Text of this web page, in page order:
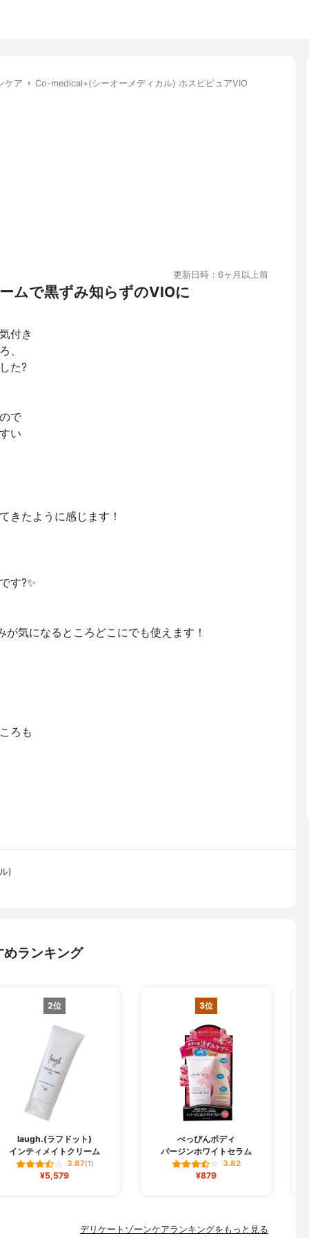
ケア Co-medical+(シーオーメディカル) ホスピピュアVIO
更新日時：6ヶ月以上前
ムで黒ずみ知らずのVIOに
付き
、
た?
で
い
きたように感じます！
す?✨
気になるところどこにでも使えます！
ろも
)
ランキング
2位
laugh.(ラフドット)
インティメイトクリーム
3.87(1)
¥5,579
3位
べっぴんボディ
バージンホワイトセラム
3.82
¥879
デリケートゾーンケアランキングをもっと見る